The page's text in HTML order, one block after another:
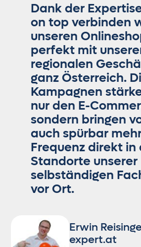
Dank der
on top verbinden
unseren
perfekt mit
regionalen
ganz Österreich.
Kampagnen
nur den E-
sondern bringen
auch spürbar
Frequenz direkt in
Standorte unserer
selbständigen
vor Ort.
Erwin
expert.at